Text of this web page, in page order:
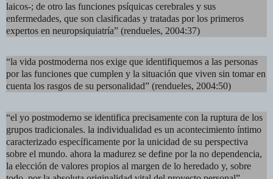
laicos-; de otro las funciones psíquicas cerebrales y sus
enfermedades, que son clasificadas y tratadas por los primeros
expertos en neuropsiquiatría” (rendueles, 2004:37)
“la vida postmoderna nos exige que identifiquemos a las personas
por las funciones que cumplen y la situación que viven sin tomar en
cuenta los rasgos de su personalidad” (rendueles, 2004:50)
“el yo postmoderno se identifica precisamente con la ruptura de los
grupos tradicionales. la individualidad es un acontecimiento íntimo
caracterizado específicamente por la unicidad de su perspectiva
sobre el mundo. ahora la madurez se define por la no dependencia,
la elección de valores propios al margen de lo heredado y, sobre